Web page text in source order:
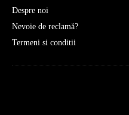
Despre noi
Nevoie de reclamă?
Termeni si conditii